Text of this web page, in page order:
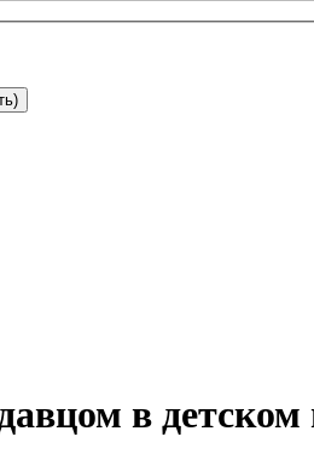
в детском